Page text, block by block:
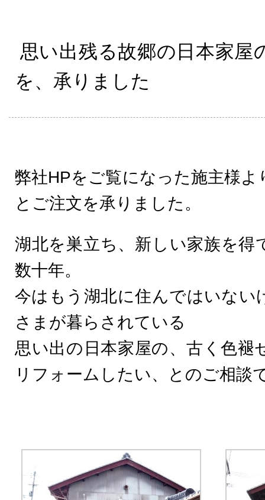
思い出残る故郷の日本家屋
を、承りました
弊社HPをご覧になった施主様
とご注文を承りました。
湖北を巣立ち、新しい家族を得
数十年。
今はもう湖北に住んではいない
さまが暮らされている
思い出の日本家屋の、古く色褪
リフォームしたい、とのご相談